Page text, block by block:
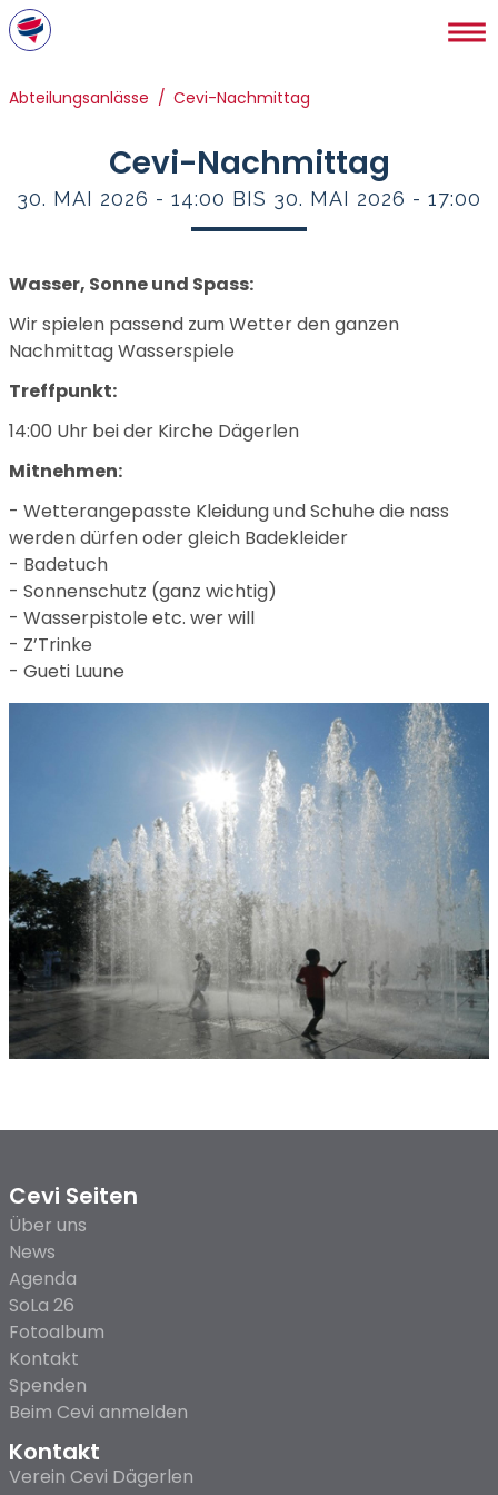
Direkt
zum
Inhalt
Pfadnavigation
Abteilungsanlässe Cevi-Nachmittag
Cevi-Nachmittag
30. MAI 2026 - 14:00 BIS 30. MAI 2026 - 17:00
Wasser, Sonne und Spass:
Wir spielen passend zum Wetter den ganzen
Nachmittag Wasserspiele
Treffpunkt:
14:00 Uhr bei der Kirche Dägerlen
Mitnehmen:
- Wetterangepasste Kleidung und Schuhe die nass
werden dürfen oder gleich Badekleider
- Badetuch
- Sonnenschutz (ganz wichtig)
- Wasserpistole etc. wer will
- Z’Trinke
- Gueti Luune
Main
navigation
(Footer)
Cevi Seiten
Über uns
News
Agenda
SoLa 26
Fotoalbum
Kontakt
Spenden
Beim Cevi anmelden
Kontakt
Verein Cevi Dägerlen